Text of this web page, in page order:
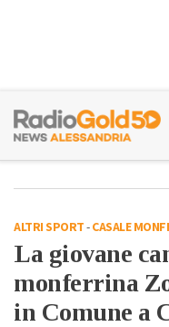
ALTRI SPORT-CASALE
La giovane
monferrina
in Comune a